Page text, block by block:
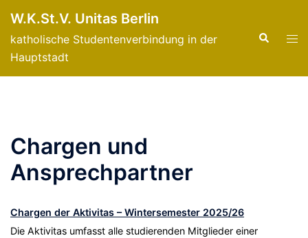
Inhalt
springen
W.K.St.V. Unitas Berlin
katholische Studentenverbindung in der
Hauptstadt
Suche
Chargen und
Ansprechpartner
Chargen der Aktivitas – Wintersemester 2025/26
Die Aktivitas umfasst alle studierenden Mitglieder einer